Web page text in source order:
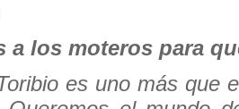
a los moteros para
es uno más que